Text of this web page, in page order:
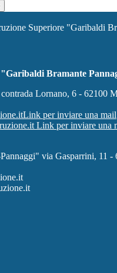
Superiore "Garibaldi
Bramante
Lornano, 6 - 62100
Link per inviare una mail
Link per inviare una
via Gasparrini, 11